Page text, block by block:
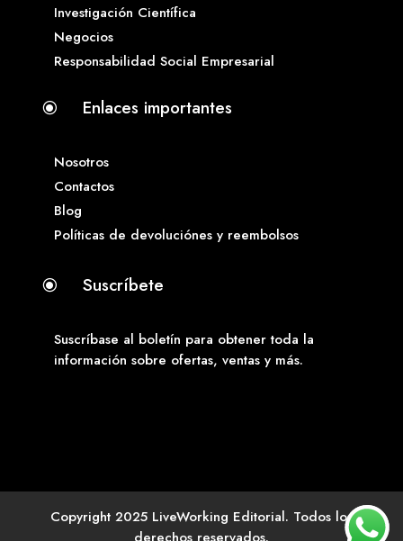
Investigación Científica
Negocios
Responsabilidad Social Empresarial
\ Enlaces importantes
Nosotros
Contactos
Blog
Políticas de devoluciónes y reembolsos
\ Suscríbete
Suscríbase al boletín para obtener toda la
información sobre ofertas, ventas y más.
Copyright 2025 LiveWorking Editorial. Todos los